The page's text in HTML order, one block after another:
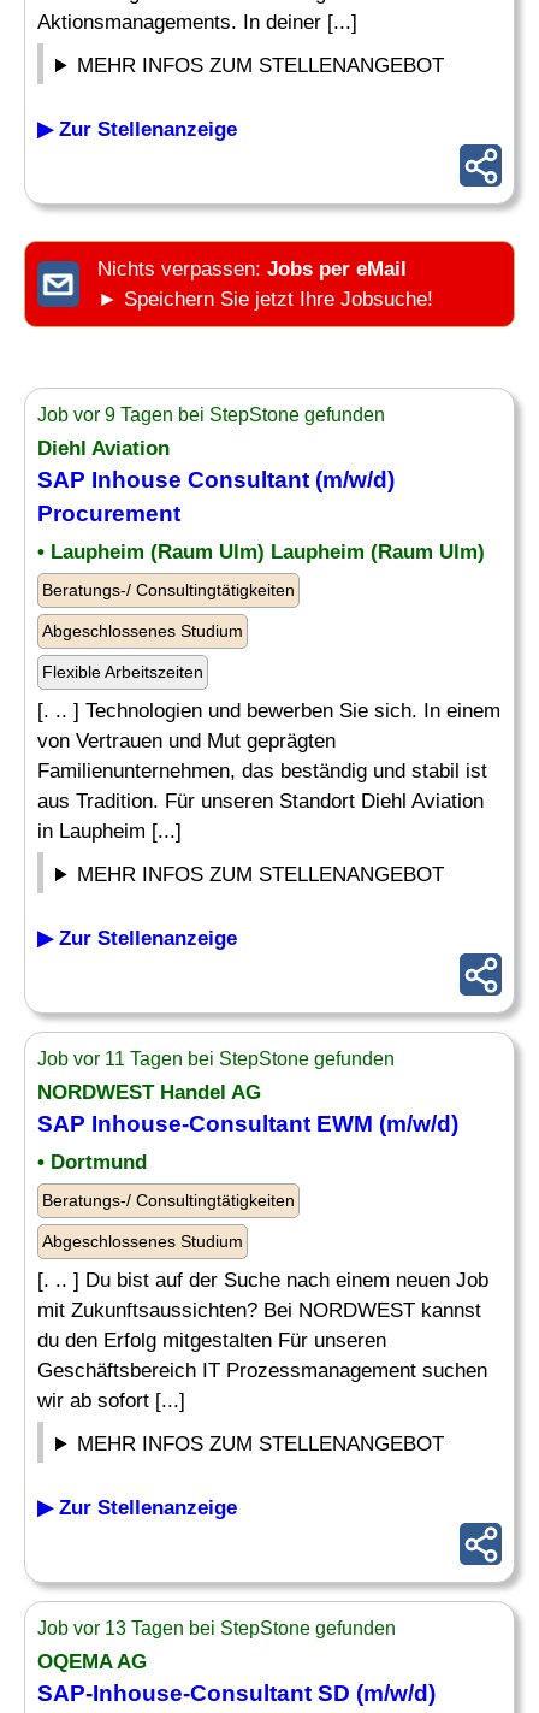
Aktionsmanagements. In deiner [...]
MEHR INFOS ZUM STELLENANGEBOT
▶ Zur Stellenanzeige
Nichts verpassen: Jobs per eMail
► Speichern Sie jetzt Ihre Jobsuche!
Job vor 9 Tagen bei StepStone gefunden
Diehl Aviation
SAP Inhouse Consultant (m/w/d)
Procurement
• Laupheim (Raum Ulm) Laupheim (Raum Ulm)
Beratungs-/ Consultingtätigkeiten
Abgeschlossenes Studium
Flexible Arbeitszeiten
[. .. ] Technologien und bewerben Sie sich. In einem
von Vertrauen und Mut geprägten
Familienunternehmen, das beständig und stabil ist
aus Tradition. Für unseren Standort Diehl Aviation
in Laupheim [...]
MEHR INFOS ZUM STELLENANGEBOT
▶ Zur Stellenanzeige
Job vor 11 Tagen bei StepStone gefunden
NORDWEST Handel AG
SAP Inhouse-Consultant EWM (m/w/d)
• Dortmund
Beratungs-/ Consultingtätigkeiten
Abgeschlossenes Studium
[. .. ] Du bist auf der Suche nach einem neuen Job
mit Zukunftsaussichten? Bei NORDWEST kannst
du den Erfolg mitgestalten Für unseren
Geschäftsbereich IT Prozessmanagement suchen
wir ab sofort [...]
MEHR INFOS ZUM STELLENANGEBOT
▶ Zur Stellenanzeige
Job vor 13 Tagen bei StepStone gefunden
OQEMA AG
SAP-Inhouse-Consultant SD (m/w/d)